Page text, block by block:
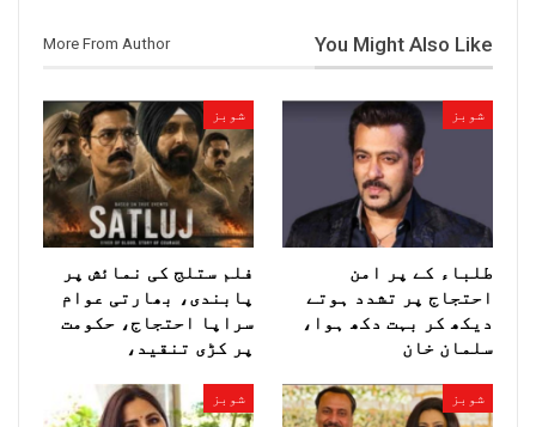
You Might Also Like
More From Author
شوبز
طلباء کے پر امن
احتجاج پر تشدد ہوتے
دیکھ کر بہت دکھ ہوا،
سلمان خان
شوبز
فلم ستلج کی نمائش پر
پابندی، بھارتی عوام
سراپا احتجاج، حکومت
پر کڑی تنقید،
شوبز شوبز